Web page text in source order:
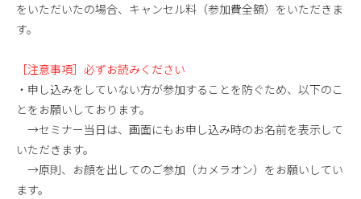
をいただいたの場合、キャンセル料（参加費全額）をいただきま
す。
［注意事項］必ずお読みください
・申し込みをしていない方が参加することを防ぐため、以下のこ
とをお願いしております。
→セミナー当日は、画面にもお申し込み時のお名前を表示して
いただきます。
→原則、お顔を出してのご参加（カメラオン）をお願いしてい
ます。